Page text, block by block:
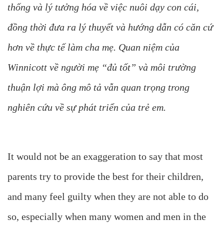
thống và lý tưởng hóa về việc nuôi dạy con cái,
đồng thời đưa ra lý thuyết và hướng dẫn có căn cứ
hơn về thực tế làm cha mẹ. Quan niệm của
Winnicott về người mẹ “đủ tốt” và môi trường
thuận lợi mà ông mô tả vẫn quan trọng trong
nghiên cứu về sự phát triển của trẻ em.
It would not be an exaggeration to say that most
parents try to provide the best for their children,
and many feel guilty when they are not able to do
so, especially when many women and men in the